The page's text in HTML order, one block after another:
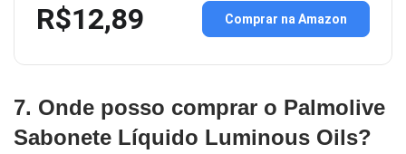
R$12,89 Comprar na Amazon
7. Onde posso comprar o Palmolive
Sabonete Líquido Luminous Oils?